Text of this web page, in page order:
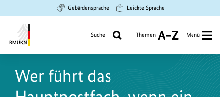
Hauptinhalt
springen
Suche
springen
Hauptnavigation
springen
Gebärdensprache Leichte Sprache
Umwelt,
Suche Themen
A
Z
Menü
Wer führt das